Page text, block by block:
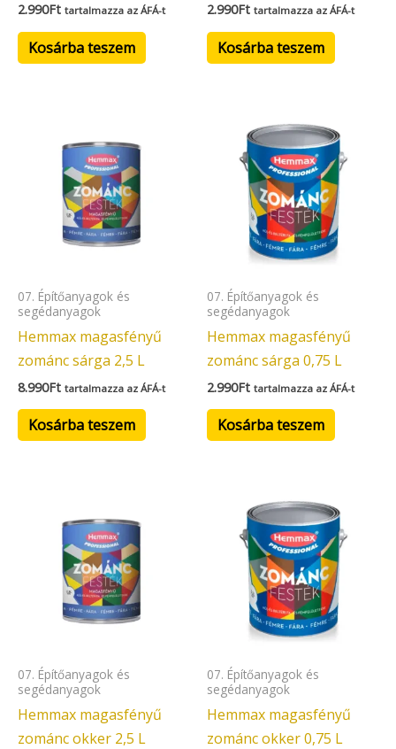
2.990Ft tartalmazza az ÁFÁ-t
Kosárba teszem
2.990Ft tartalmazza az ÁFÁ-t
Kosárba teszem
07. Építőanyagok és
segédanyagok
Hemmax magasfényű
zománc sárga 2,5 L
8.990Ft tartalmazza az ÁFÁ-t
Kosárba teszem
07. Építőanyagok és
segédanyagok
Hemmax magasfényű
zománc sárga 0,75 L
2.990Ft tartalmazza az ÁFÁ-t
Kosárba teszem
07. Építőanyagok és
segédanyagok
Hemmax magasfényű
zománc okker 2,5 L
07. Építőanyagok és
segédanyagok
Hemmax magasfényű
zománc okker 0,75 L